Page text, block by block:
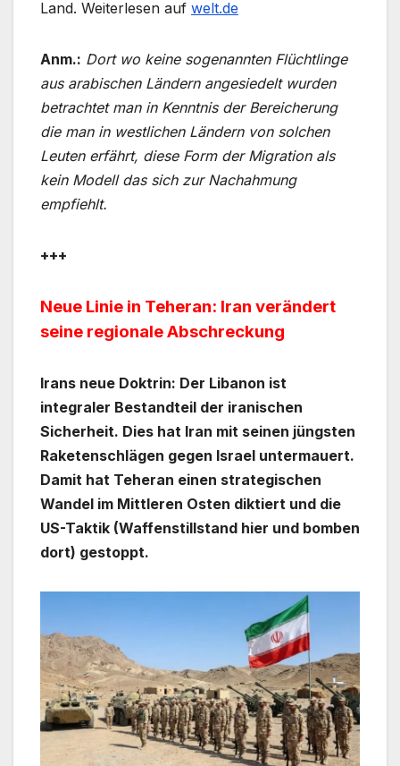
Land. Weiterlesen auf welt.de
Anm.: Dort wo keine sogenannten Flüchtlinge
aus arabischen Ländern angesiedelt wurden
betrachtet man in Kenntnis der Bereicherung
die man in westlichen Ländern von solchen
Leuten erfährt, diese Form der Migration als
kein Modell das sich zur Nachahmung
empfiehlt.
+++
Neue Linie in Teheran: Iran verändert
seine regionale Abschreckung
Irans neue Doktrin: Der Libanon ist
integraler Bestandteil der iranischen
Sicherheit. Dies hat Iran mit seinen jüngsten
Raketenschlägen gegen Israel untermauert.
Damit hat Teheran einen strategischen
Wandel im Mittleren Osten diktiert und die
US-Taktik (Waffenstillstand hier und bomben
dort) gestoppt.